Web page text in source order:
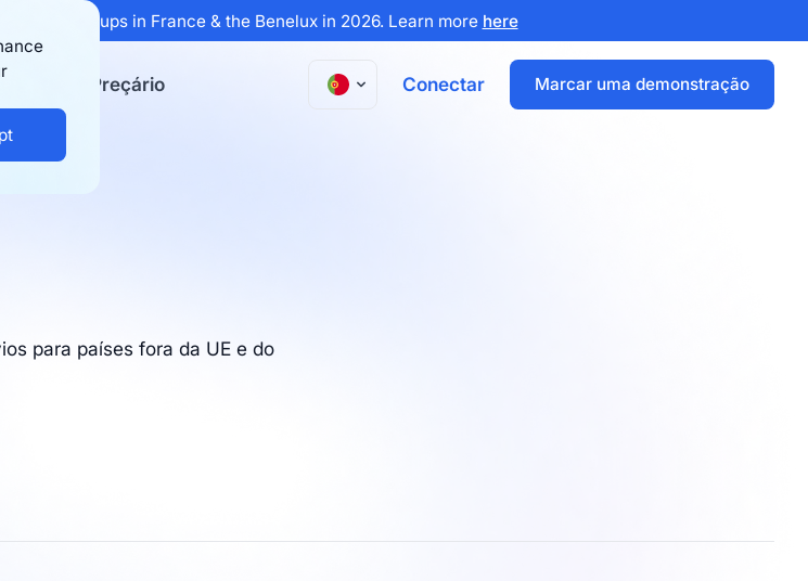
startups in France & the Benelux in 2026. Learn more here
Preçário Conectar Marcar uma demonstração
para países fora da UE e do